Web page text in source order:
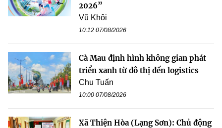
2026”
Vũ Khôi
10:12 07/08/2026
Cà Mau định hình không gian phát
triển xanh từ đô thị đến logistics
Chu Tuấn
10:00 07/08/2026
Xã Thiện Hòa (Lạng Sơn): Chủ động